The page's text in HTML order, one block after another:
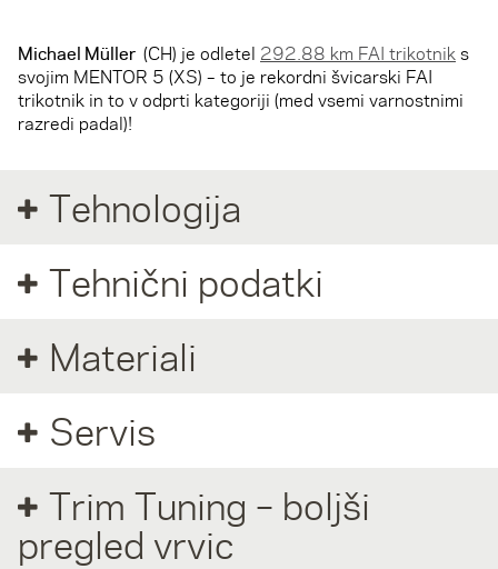
Michael Müller (CH) je odletel 292.88 km FAI trikotnik s
svojim MENTOR 5 (XS) – to je rekordni švicarski FAI
trikotnik in to v odprti kategoriji (med vsemi varnostnimi
razredi padal)!
Tehnologija
Tehnični podatki
Materiali
Servis
Trim Tuning – boljši
pregled vrvic